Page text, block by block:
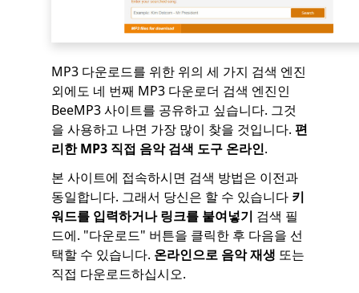
MP3 다운로드를 위한 위의 세 가지 검색 엔진
외에도 네 번째 MP3 다운로더 검색 엔진인
BeeMP3 사이트를 공유하고 싶습니다. 그것
을 사용하고 나면 가장 많이 찾을 것입니다. 편
리한 MP3 직접 음악 검색 도구 온라인.
본 사이트에 접속하시면 검색 방법은 이전과
동일합니다. 그래서 당신은 할 수 있습니다 키
워드를 입력하거나 링크를 붙여넣기 검색 필
드에. "다운로드" 버튼을 클릭한 후 다음을 선
택할 수 있습니다. 온라인으로 음악 재생 또는
직접 다운로드하십시오.